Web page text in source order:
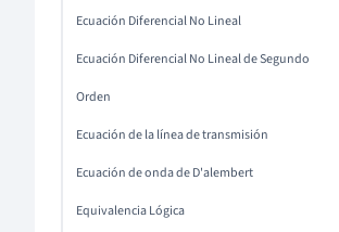
Ecuación Diferencial No Lineal
Ecuación Diferencial No Lineal de Segundo
Orden
Ecuación de la línea de transmisión
Ecuación de onda de D'alembert
Equivalencia Lógica